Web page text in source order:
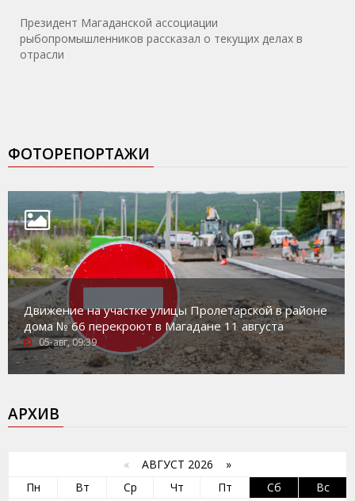
Президент Магаданской ассоциации
рыбопромышленников рассказал о текущих делах в
отрасли
ФОТОРЕПОРТАЖИ
Движение на участке улицы Пролетарской в районе
дома № 66 перекроют в Магадане 11 августа
05-авг, 09:39
АРХИВ
« АВГУСТ 2026 »
Пн
Вт Ср Чт Пт Сб Вс